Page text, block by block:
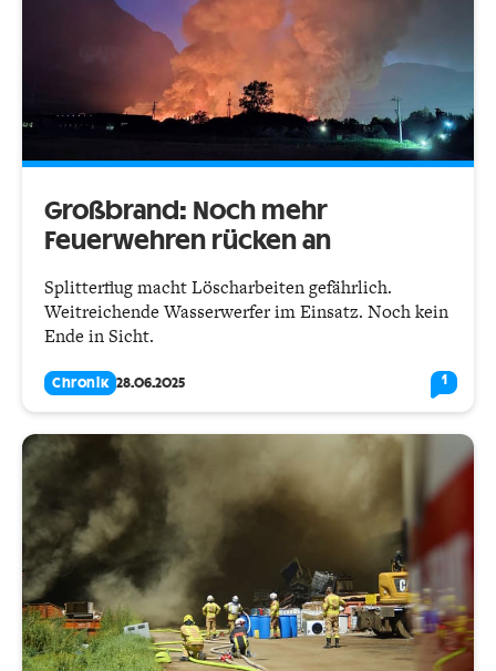
Großbrand: Noch mehr
Feuerwehren rücken an
Splitterflug macht Löscharbeiten gefährlich.
Weitreichende Wasserwerfer im Einsatz. Noch kein
Ende in Sicht.
Chronik 28.06.2025 1